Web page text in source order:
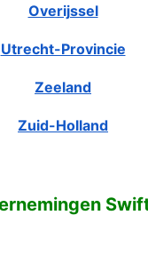
Overijssel
Utrecht-Provincie
Zeeland
Zuid-Holland